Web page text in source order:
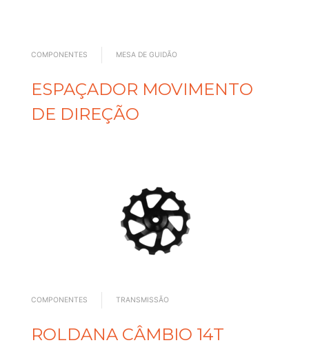
COMPONENTES MESA DE GUIDÃO
ESPAÇADOR MOVIMENTO
DE DIREÇÃO
COMPONENTES TRANSMISSÃO
ROLDANA CÂMBIO 14T